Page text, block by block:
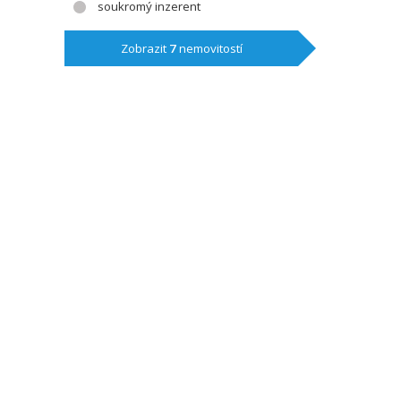
soukromý inzerent
Zobrazit 7nemovitostí